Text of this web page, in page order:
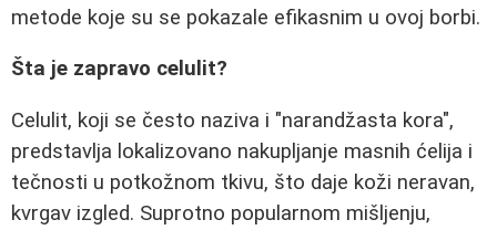
metode koje su se pokazale efikasnim u ovoj borbi.
Šta je zapravo celulit?
Celulit, koji se često naziva i "narandžasta kora",
predstavlja lokalizovano nakupljanje masnih ćelija i
tečnosti u potkožnom tkivu, što daje koži neravan,
kvrgav izgled. Suprotno popularnom mišljenju,